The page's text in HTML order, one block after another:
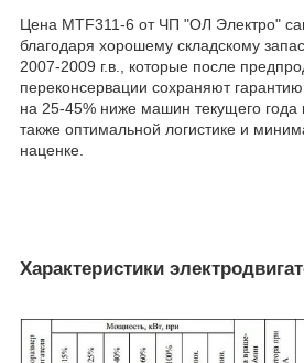
Цена MTF311-6 от ЧП "ОЛ Электро"
благодаря хорошему складскому
2007-2009 г.в., которые после
переконсервации сохраняют
на 25-45% ниже машин текущего года
также оптимальной логистике и
наценке.
Характеристики